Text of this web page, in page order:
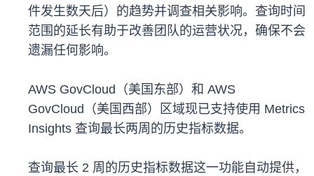
件发生数天后）的趋势并调查相关影响。查询时间
范围的延长有助于改善团队的运营状况，确保不会
遗漏任何影响。
AWS GovCloud（美国东部）和 AWS
GovCloud（美国西部）区域现已支持使用 Metrics
Insights 查询最长两周的历史指标数据。
查询最长 2 周的历史指标数据这一功能自动提供，